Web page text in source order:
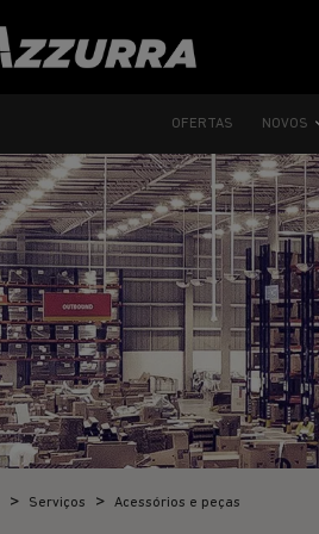
OFERTAS NOVOS
Serviços Acessórios e peças